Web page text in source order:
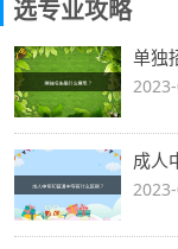
选专业攻略
单独
成人